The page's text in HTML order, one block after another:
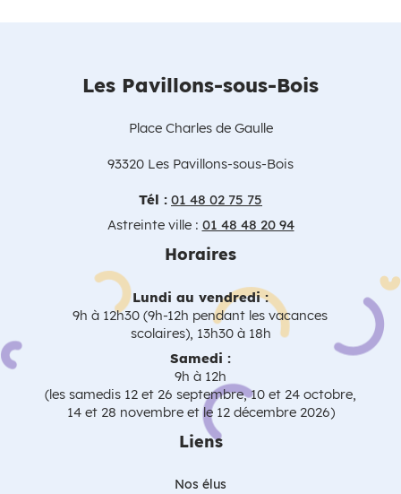
Les Pavillons-sous-Bois
Place Charles de Gaulle
93320 Les Pavillons-sous-Bois
Tél : 01 48 02 75 75
Astreinte ville : 01 48 48 20 94
Horaires
Lundi au vendredi :
9h à 12h30 (9h-12h pendant les vacances
scolaires), 13h30 à 18h
Samedi :
9h à 12h
(les samedis 12 et 26 septembre, 10 et 24 octobre,
14 et 28 novembre et le 12 décembre 2026)
Liens
Nos élus